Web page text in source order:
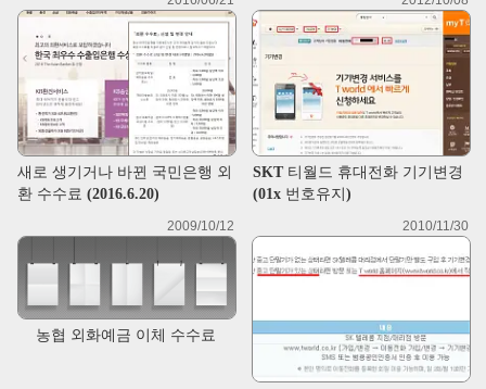
새로 생기거나 바뀐 국민은행 외
환 수수료 (2016.6.20)
SKT 티월드 휴대전화 기기변경
(01x 번호유지)
2009/10/12
농협 외화예금 이체 수수료
2010/11/30